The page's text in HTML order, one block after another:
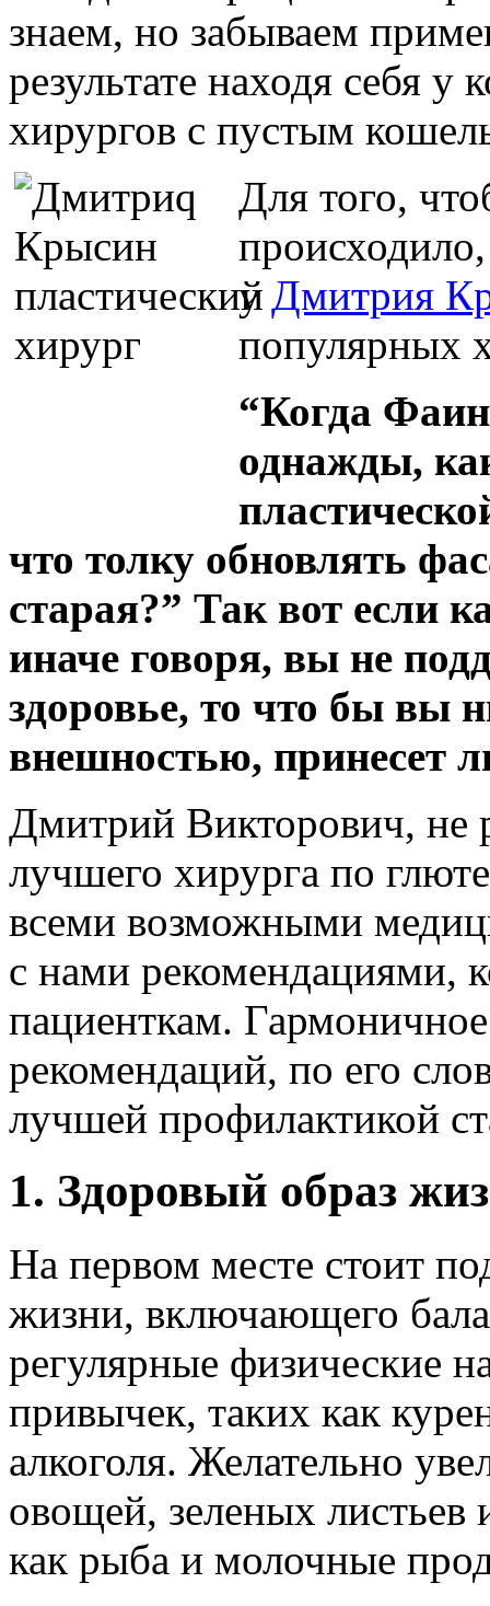
знаем, но забываем
результате находя себя у
хирургов с пустым
Для того,
у Дмитрия
популярных
“Когда
однажды,
что толку обновлять
старая?” Так вот если
иначе говоря, вы не
здоровье, то что бы вы
внешностью, принесет
Дмитрий Викторович, не
лучшего хирурга по
всеми возможными
с нами рекомендациями,
пациенткам.
рекомендаций, по его
лучшей профилактикой
1. Здоровый образ
На первом месте стоит
жизни, включающего
регулярные физические
привычек, таких как
алкоголя. Желательно
овощей, зеленых листьев
как рыба и молочные